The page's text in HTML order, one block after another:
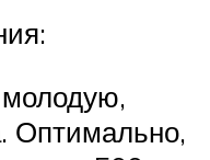
Оптимально,